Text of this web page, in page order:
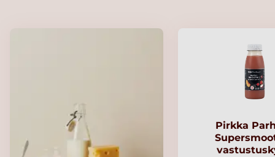
Pirkka